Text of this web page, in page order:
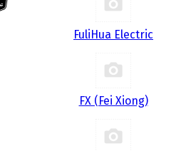
FuliHua Electric
FX (Fei Xiong)